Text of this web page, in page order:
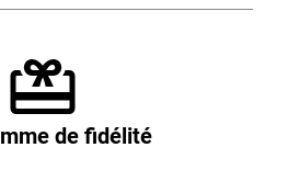
de fidélité